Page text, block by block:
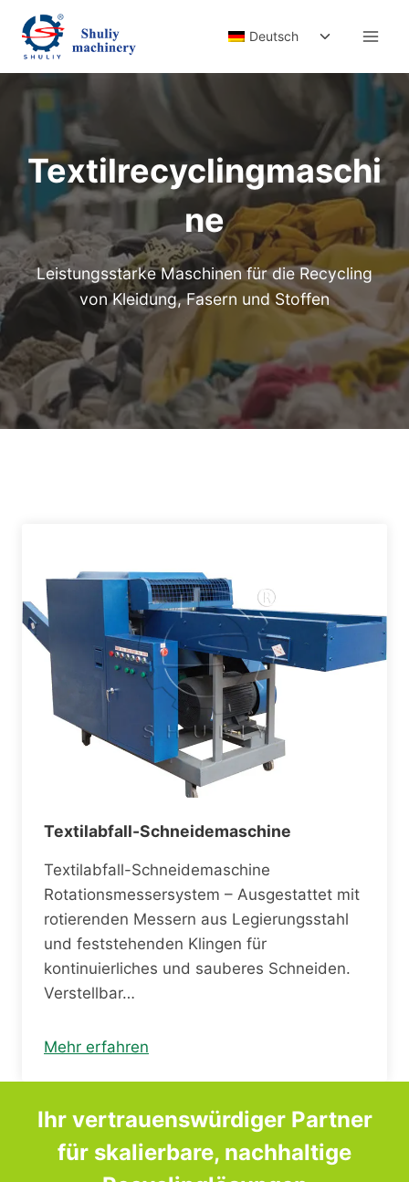
Inhalt
springen
Deutsch
Untermenü
Textilrecyclingmaschi
ne
Leistungsstarke Maschinen für die Recycling
von Kleidung, Fasern und Stoffen
Textilabfall-Schneidemaschine
Textilabfall-Schneidemaschine
Rotationsmessersystem – Ausgestattet mit
rotierenden Messern aus Legierungsstahl
und feststehenden Klingen für
kontinuierliches und sauberes Schneiden.
Verstellbar…
Mehr erfahren
Ihr vertrauenswürdiger Partner
für skalierbare, nachhaltige